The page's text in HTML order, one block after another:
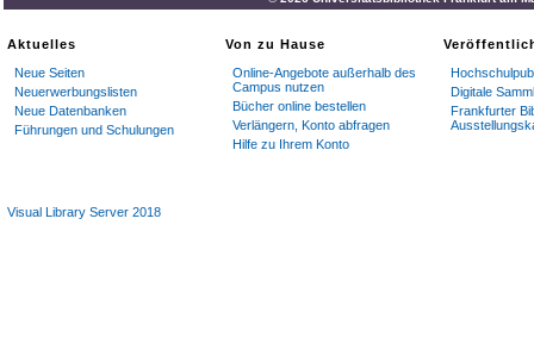
Aktuelles
Neue Seiten
Neuerwerbungslisten
Neue Datenbanken
Führungen und Schulungen
Von zu Hause
Online-Angebote außerhalb des
Campus nutzen
Bücher online bestellen
Verlängern, Konto abfragen
Hilfe zu Ihrem Konto
Digitale
Frankfurter
Visual Library Server 2018